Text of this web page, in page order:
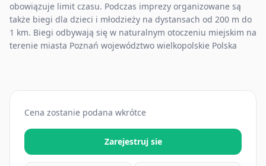
obowiązuje limit czasu. Podczas imprezy organizowane są
także biegi dla dzieci i młodzieży na dystansach od 200 m do
1 km. Biegi odbywają się w naturalnym otoczeniu miejskim na
terenie miasta Poznań województwo wielkopolskie Polska
Cena zostanie podana wkrótce
Zarejestruj sie